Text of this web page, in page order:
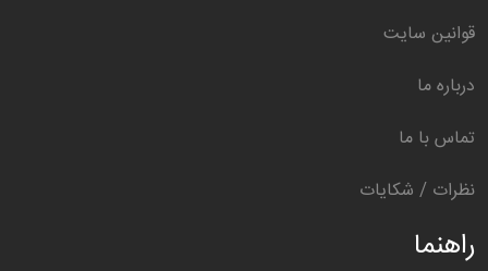
قوانین سایت
درباره ما
تماس با ما
نظرات / شکایات
راهنما